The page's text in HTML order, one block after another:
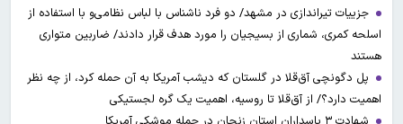
جزییات تیراندازی در مشهد/ دو فرد ناشناس با لباس نظامی‌و با استفاده از
اسلحه کمری، شماری از بسیجیان را مورد هدف قرار دادند/ ضاربین متواری
هستند
پل دگونچی آق‌قلا در گلستان که دیشب آمریکا به آن حمله کرد، از چه نظر
اهمیت دارد؟/ از آق‌قلا تا روسیه، اهمیت یک گره لجستیکی